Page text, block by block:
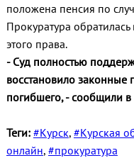
положена пенсия по
Прокуратура
этого права.
- Суд полностью
восстановило законные
погибшего, - сообщили в
Теги: #Курск, #Курская
онлайн, #прокуратура